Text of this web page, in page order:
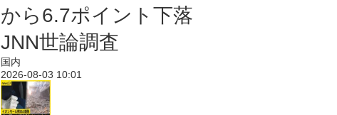
から6.7ポイント下落
JNN世論調査
国内
2026-08-03 10:01